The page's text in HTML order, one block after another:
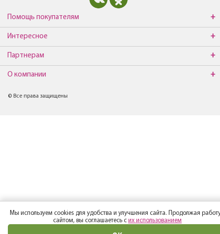
Помощь покупателям
Интересное
Партнерам
О компании
© Все права защищены
Мы используем cookies для удобства и улучшения сайта. Продолжая
сайтом, вы соглашаетесь с их использованием